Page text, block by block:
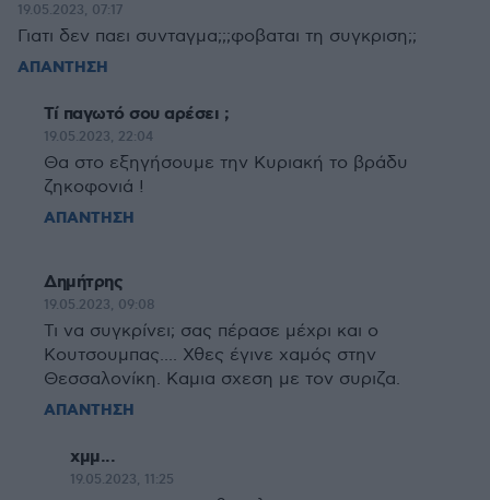
19.05.2023, 07:17
Γιατι δεν παει συνταγμα;;;φοβαται τη συγκριση;;
ΑΠΑΝΤΗΣΗ
Τί παγωτό σου αρέσει ;
19.05.2023, 22:04
Θα στο εξηγήσουμε την Κυριακή το βράδυ
ζηκοφονιά !
ΑΠΑΝΤΗΣΗ
Δημήτρης
19.05.2023, 09:08
Τι να συγκρίνει; σας πέρασε μέχρι και ο
Κουτσουμπας.... Χθες έγινε χαμός στην
Θεσσαλονίκη. Καμια σχεση με τον συριζα.
ΑΠΑΝΤΗΣΗ
χμμ...
19.05.2023, 11:25